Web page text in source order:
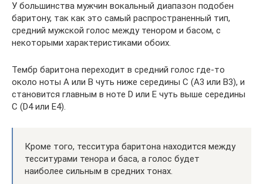
У большинства мужчин вокальный диапазон подобен
баритону, так как это самый распространенный тип,
средний мужской голос между тенором и басом, с
некоторыми характеристиками обоих.
Тембр баритона переходит в средний голос где-то
около ноты A или B чуть ниже середины C (A3 или B3), и
становится главным в ноте D или E чуть выше середины
C (D4 или E4).
Кроме того, тесситура баритона находится между
тесситурами тенора и баса, а голос будет
наиболее сильным в средних тонах.